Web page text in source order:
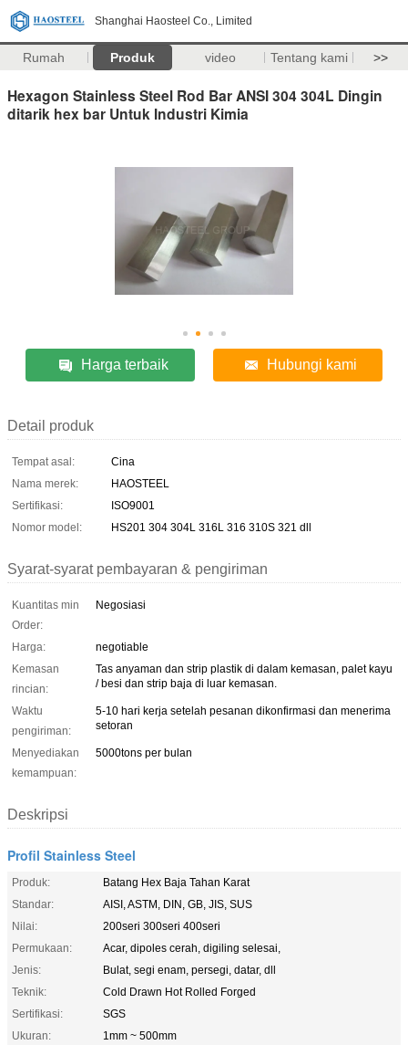
Shanghai Haosteel Co., Limited
Rumah Produk video Tentang kami >>
Hexagon Stainless Steel Rod Bar ANSI 304 304L Dingin
ditarik hex bar Untuk Industri Kimia
Harga terbaik Hubungi kami
Detail produk
Tempat asal:
Cina
Nama merek:
HAOSTEEL
Sertifikasi:
ISO9001
Nomor model:
HS201 304 304L 316L 316 310S 321 dll
Syarat-syarat pembayaran & pengiriman
Kuantitas min
Order:
Negosiasi
Harga:
negotiable
Kemasan
rincian:
Tas anyaman dan strip plastik di dalam kemasan, palet kayu
/ besi dan strip baja di luar kemasan.
Waktu
pengiriman:
5-10 hari kerja setelah pesanan dikonfirmasi dan menerima
setoran
Menyediakan
kemampuan:
5000tons per bulan
Deskripsi
Profil Stainless Steel
Produk:
Batang Hex Baja Tahan Karat
Standar:
AISI, ASTM, DIN, GB, JIS, SUS
Nilai:
200seri 300seri 400seri
Permukaan:
Acar, dipoles cerah, digiling selesai,
Jenis:
Bulat, segi enam, persegi, datar, dll
Teknik:
Cold Drawn Hot Rolled Forged
Sertifikasi:
SGS
Ukuran:
1mm ~ 500mm